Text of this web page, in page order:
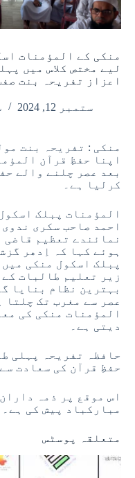
منکی کے المؤمنات
لیے مختص کلاس میں
اعزاز تفریحہ بنت
ستمبر 12, 2024
منکی : تفریحہ بنت
اپنا حفظِ قرآن
بعد عصر چلنے والے
کرلیا ہے۔
المؤمنات پبلک
احمد صاحب سکری
نمائندے تعظیم
ہوئے کہا کہ اِدھر
پبلک اسکول منکی
زیر تعلیم طالبات
بہترین نظام بنایا
عصر سے مغرب تک چلتا
المؤمنات منکی کی
دیتی ہے۔
حافظہ تفریحہ پہلی
حفظِ قرآن کی سعادت
اس موقع پر ذمہ
مبارکباد پیش کی ہے۔
متعلقہ پوسٹس